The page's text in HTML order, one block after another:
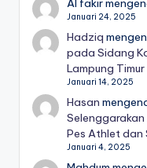
Al fakir
Januari 24, 2025
Hadziq
pada Sidang
Lampung Timur
Januari 14, 2025
Hasan
Selenggarakan
Pes Athlet dan
Januari 4, 2025